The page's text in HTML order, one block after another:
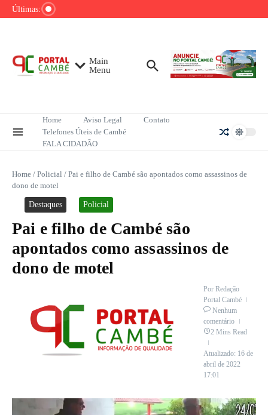
Ir para o conteúdo
Últimas:
Jorge Messi, pai de Lionel Messi, morre aos 68
barreiras de acesso aos livros
Main
Menu
Home Aviso Legal
Contato
Telefones Úteis de Cambé
FALA CIDADÃO
Home / Policial / Pai e filho de Cambé são apontados como assassinos de
dono de motel
Destaques Policial
Pai e filho de Cambé são
apontados como assassinos de
dono de motel
Por Redação
Portal Cambé
Nenhum
comentário
2 Mins Read
Atualizado: 16 de
abril de 2022
17:01